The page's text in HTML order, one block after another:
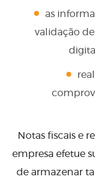
as
validação
Notas fiscais e
empresa efetue
de armazenar